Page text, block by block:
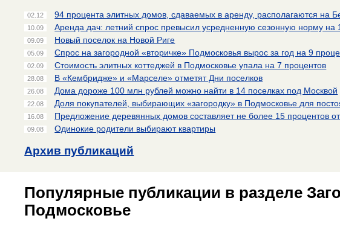
02.12 94 процента элитных домов, сдаваемых в аренду, располагаются на
10.09 Аренда дач: летний спрос превысил усредненную сезонную норму на
09.09 Новый поселок на Новой Риге
05.09 Спрос на загородной «вторичке» Подмосковья вырос за год на 9
02.09 Стоимость элитных коттеджей в Подмосковье упала на 7 процентов
28.08 В «Кембридже» и «Марселе» отметят Дни поселков
26.08 Дома дороже 100 млн рублей можно найти в 14 поселках под Москвой
22.08 Доля покупателей, выбирающих «загородку» в Подмосковье для
16.08 Предложение деревянных домов составляет не более 15 процентов
09.08 Одинокие родители выбирают квартиры
Архив публикаций
Популярные публикации в разделе
Подмосковье